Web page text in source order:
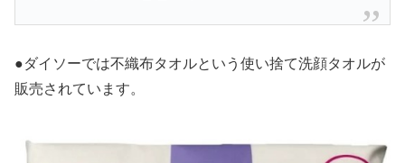
●ダイソーでは不織布タオルという使い捨て洗顔タオルが
販売されています。